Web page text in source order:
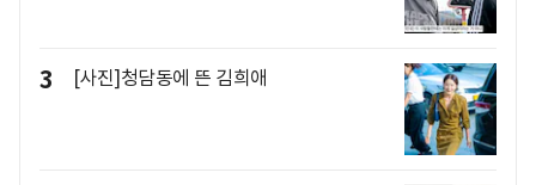
3 [사진]청담동에 뜬 김희애